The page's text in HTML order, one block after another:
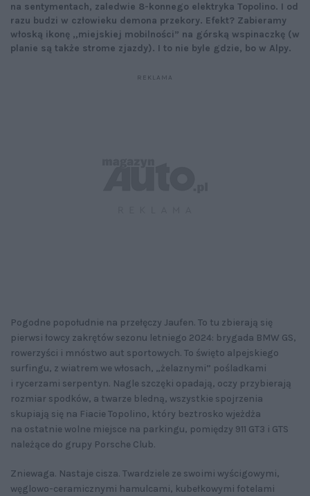
na sentymentach, zaledwie 8-konnego elektryka Topolino. I od
razu budzi w człowieku demona przekory. Efekt? Zabieramy
włoską ikonę „miejskiej mobilności” na górską wspinaczkę (w
planie są także strome zjazdy). I to nie byle gdzie, bo w Alpy.
Pogodne popołudnie na przełęczy Jaufen. To tu zbierają się
pierwsi łowcy zakrętów sezonu letniego 2024: brygada BMW GS,
rowerzyści i mnóstwo aut sportowych. To święto alpejskiego
surfingu, z wiatrem we włosach, „żelaznymi” pośladkami
i rycerzami serpentyn. Nagle szczęki opadają, oczy przybierają
rozmiar spodków, a twarze bledną, wszystkie spojrzenia
skupiają się na Fiacie Topolino, który beztrosko wjeżdża
na ostatnie wolne miejsce na parkingu, pomiędzy 911 GT3 i GTS
należące do grupy Porsche Club.
Zniewaga. Nastaje cisza. Twardziele ze swoimi wyścigowymi,
węglowo-ceramicznymi hamulcami, kubełkowymi fotelami